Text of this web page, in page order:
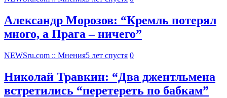
Александр Морозов: “Кремль потерял
много, а Прага – ничего”
NEWSru.com :: Мнения5 лет спустя 0
Николай Травкин: “Два джентльмена
встретились “перетереть по бабкам”